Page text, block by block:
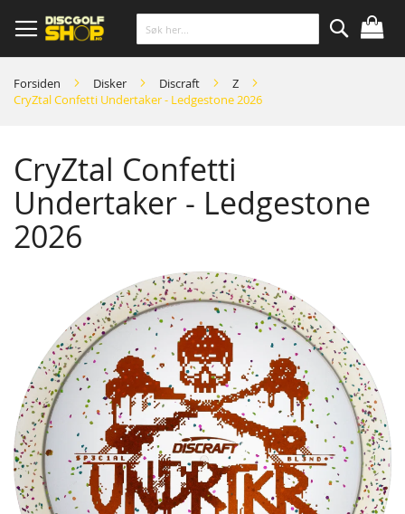
to
Content
Søk
Forsiden Disker Discraft
Z
CryZtal Confetti Undertaker - Ledgestone 2026
CryZtal Confetti
Undertaker - Ledgestone
2026
the
images
gallery